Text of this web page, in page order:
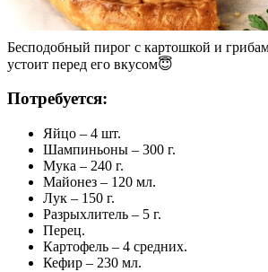
Бесподобный пирог с картошкой и
устоит перед его вкусом😇
Потребуется:
Яйцо – 4 шт.
Шампиньоны – 300 г.
Мука – 240 г.
Майонез – 120 мл.
Лук – 150 г.
Разрыхлитель – 5 г.
Перец.
Картофель – 4 средних.
Кефир – 230 мл.